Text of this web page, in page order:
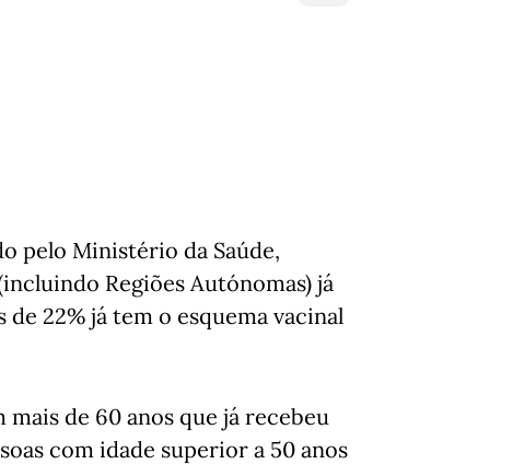
pelo Ministério da Saúde,
Regiões Autónomas) já
22% já tem o esquema vacinal
de 60 anos que já recebeu
com idade superior a 50 anos